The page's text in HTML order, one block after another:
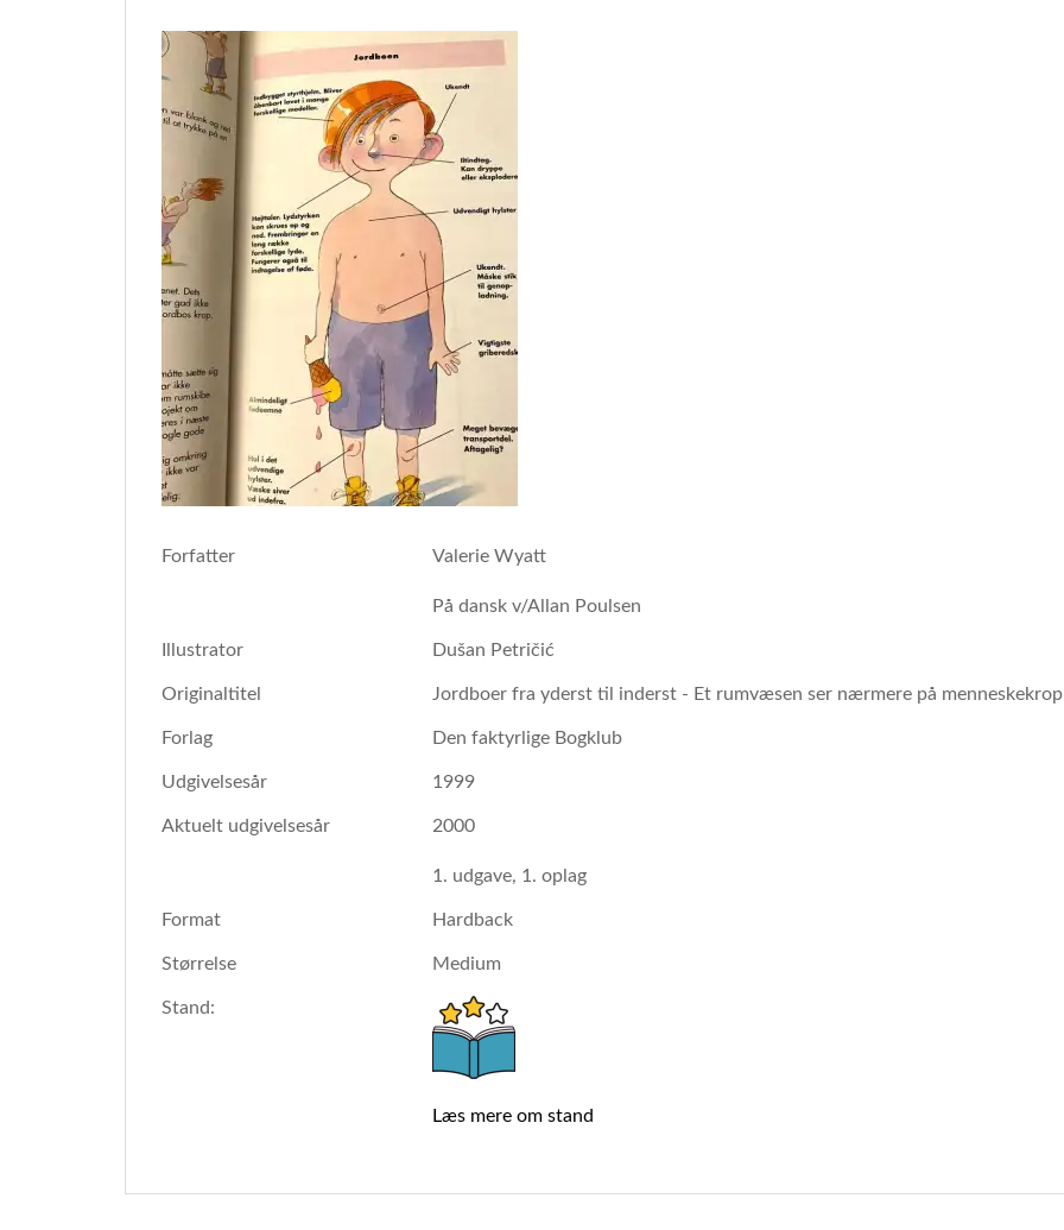
Forfatter Valerie Wyatt
På dansk v/Allan Poulsen
Illustrator Dušan Petričić
Originaltitel Jordboer fra yderst til inderst - Et rumvæsen ser nærmere på
Forlag Den faktyrlige Bogklub
Udgivelsesår 1999
Aktuelt udgivelsesår 2000
1. udgave, 1. oplag
Format Hardback
Størrelse Medium
Stand:
Læs mere om stand